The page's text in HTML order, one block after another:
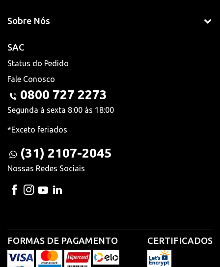
Sobre Nós
SAC
Status do Pedido
Fale Conosco
0800 727 2273
Segunda à sexta 8:00 às 18:00
*Exceto feriados
(31) 2107-2045
Nossas Redes Sociais
FORMAS DE PAGAMENTO CERTIFICADOS